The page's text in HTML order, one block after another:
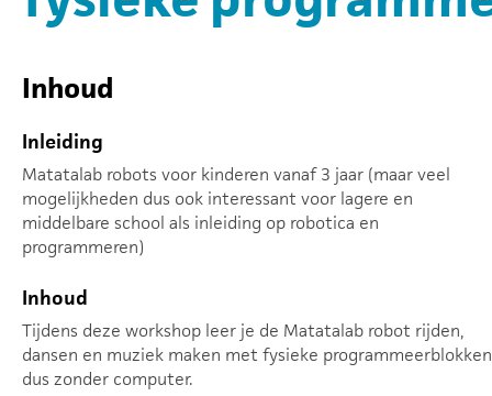
Inhoud
Inleiding
Matatalab robots voor kinderen vanaf 3 jaar (maar veel
mogelijkheden dus ook interessant voor lagere en
middelbare school als inleiding op robotica en
programmeren)
Inhoud
Tijdens deze workshop leer je de Matatalab robot rijden,
dansen en muziek maken met fysieke
dus zonder computer.